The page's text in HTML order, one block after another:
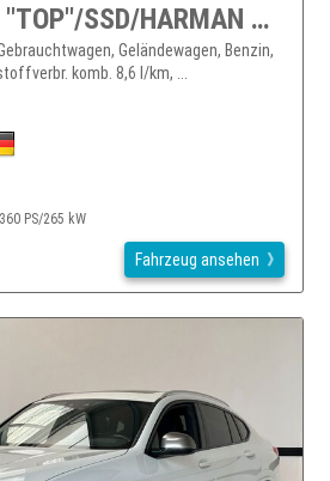
BMW X4 M40 "TOP"/SSD/HARMAN KARDON/HEAD-UP/DEUTSCHES
Geländewagen, Benzin,
komb. 8,6 l/km, ...
360 PS/265 kW
Fahrzeug ansehen